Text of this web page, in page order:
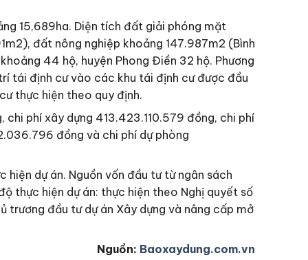
15,689ha. Diện tích đất giải phóng mặt
đất nông nghiệp khoảng 147.987m2 (Bình
44 hộ, huyện Phong Điền 32 hộ. Phương
tái định cư vào các khu tái định cư được đầu
thực hiện theo quy định.
phí xây dựng 413.423.110.579 đồng, chi phí
đồng và chi phí dự phòng
dự án. Nguồn vốn đầu tư từ ngân sách
thực hiện dự án: thực hiện theo Nghị quyết số
trương đầu tư dự án Xây dựng và nâng cấp mở
Nguồn: Baoxaydung.com.vn